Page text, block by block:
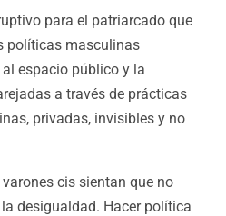
para el patriarcado que
políticas masculinas
espacio público y la
a través de prácticas
privadas, invisibles y no
cis sientan que no
desigualdad. Hacer política